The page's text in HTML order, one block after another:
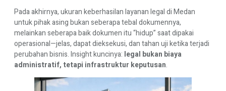
Pada akhirnya, ukuran keberhasilan layanan legal di Medan
untuk pihak asing bukan seberapa tebal dokumennya,
melainkan seberapa baik dokumen itu “hidup” saat dipakai
operasional—jelas, dapat dieksekusi, dan tahan uji ketika terjadi
perubahan bisnis. Insight kuncinya: legal bukan biaya
administratif, tetapi infrastruktur keputusan.